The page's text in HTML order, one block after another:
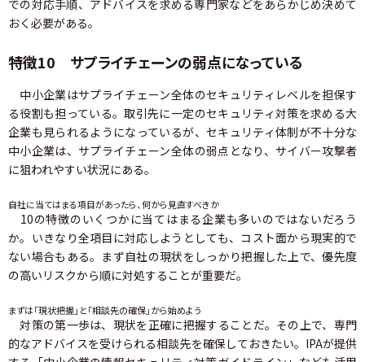
での対応手順、アドバイスを求める専門家などをあらかじめ決めて
おく必要がある。
特徴10 サプライチェーンの弱点になっている
中小企業はサプライチェーン全体のセキュリティレベルを担保す
る役割も担っている。取引先に一定のセキュリティ対策を求める大
企業も見られるようになっているが、セキュリティ体制が不十分な
中小企業は、サプライチェーン全体の弱点となり、サイバー攻撃者
に狙われやすい状況にある。
自社に当てはまる項目があったら、何から見直すべきか
10の特徴のいくつかに当てはまる企業も多いのではないだろう
か。いきなり全項目に対応しようとしても、コスト面から現実的で
ない場合もある。まず自社の現状をしっかり把握した上で、優先度
の高いリスクから順に対処することが重要だ。
まずは「現状把握」と「相談先の確保」から始めよう
対策の第一歩は、現状を正確に把握することだ。その上で、専門
的なアドバイスを受けられる相談先を確保しておきたい。IPAが提供